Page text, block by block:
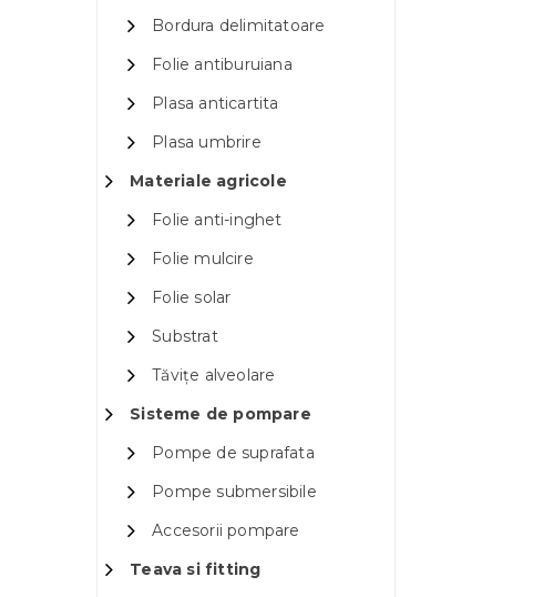
Bordura delimitatoare
Folie antiburuiana
Plasa anticartita
Plasa umbrire
Materiale agricole
Folie anti-inghet
Folie mulcire
Folie solar
Substrat
Tăvițe alveolare
Sisteme de pompare
Pompe de suprafata
Pompe submersibile
Accesorii pompare
Teava si fitting